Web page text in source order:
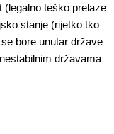
(legalno teško prelaze
stanje (rijetko tko
bore unutar države
državama